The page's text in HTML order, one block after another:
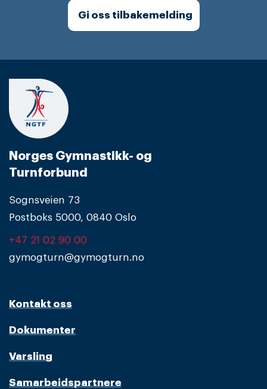
Gi oss tilbakemelding
Norges Gymnastikk- og
Turnforbund
Sognsveien 73
Postboks 5000, 0840 Oslo
+47 21 02 90 00
gymogturn@gymogturn.no
Kontakt oss
Dokumenter
Varsling
Samarbeidspartnere